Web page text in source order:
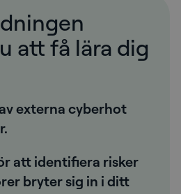
att få lära dig
externa cyberhot
att identifiera risker
bryter sig in i ditt